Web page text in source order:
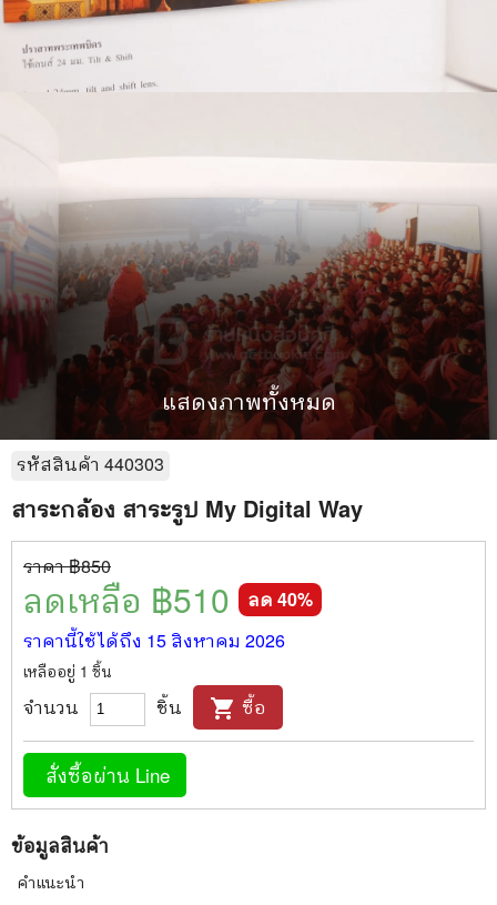
แสดงภาพทั้งหมด
รหัสสินค้า 440303
สาระกล้อง สาระรูป My Digital Way
ราคา ฿850
ลดเหลือ ฿510 ลด 40%
ราคานี้ใช้ได้ถึง 15 สิงหาคม 2026
เหลืออยู่ 1 ชิ้น
จำนวน ชิ้น shopping_cart ซื้อ
สั่งซื้อผ่าน Line
ข้อมูลสินค้า
คำแนะนำ